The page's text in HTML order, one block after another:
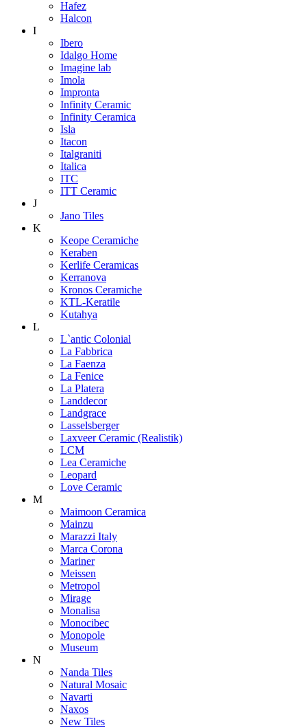
Hafez
Halcon
I
Ibero
Idalgo Home
Imagine lab
Imola
Impronta
Infinity Ceramic
Infinity Ceramica
Isla
Itacon
Italgraniti
Italica
ITC
ITT Ceramic
J
Jano Tiles
K
Keope Ceramiche
Keraben
Kerlife Ceramicas
Kerranova
Kronos Ceramiche
KTL-Keratile
Kutahya
L
L`antic Colonial
La Fabbrica
La Faenza
La Fenice
La Platera
Landdecor
Landgrace
Lasselsberger
Laxveer Ceramic (Realistik)
LCM
Lea Ceramiche
Leopard
Love Ceramic
M
Maimoon Ceramica
Mainzu
Marazzi Italy
Marca Corona
Mariner
Meissen
Metropol
Mirage
Monalisa
Monocibec
Monopole
Museum
N
Nanda Tiles
Natural Mosaic
Navarti
Naxos
New Tiles